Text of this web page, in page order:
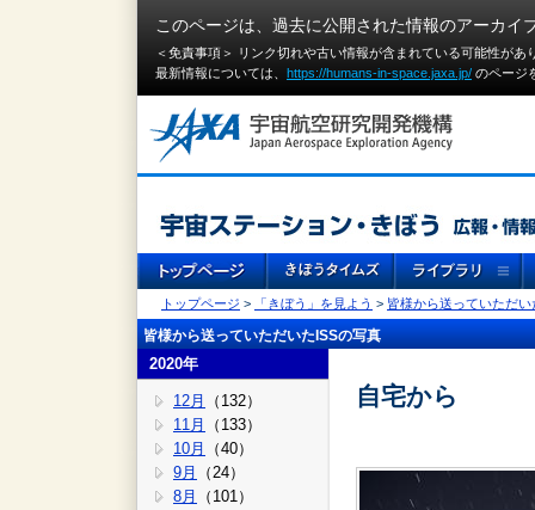
このページは、過去に公開された情報のアーカイ
＜免責事項＞ リンク切れや古い情報が含まれている可能性が
最新情報については、 https://humans-in-space.jaxa.jp/ のページ
トップページ > 「きぼう」を見よう > 皆様から送っていただい
皆様から送っていただいたISSの写真
2020年
12月
（132）
11月
（133）
10月
（40）
9月
（24）
8月
（101）
自宅から